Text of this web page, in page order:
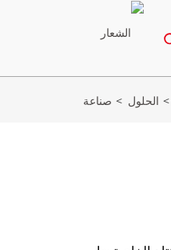
الحلول صناعة